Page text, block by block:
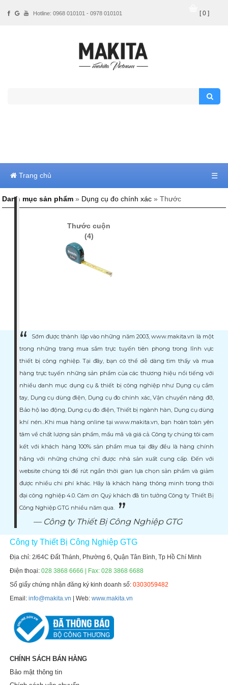
Trang chủ ☰
Danh mục sản phẩm » Dụng cụ đo chính xác » Thước
Thước cuộn
(4)
Sớm được thành lập vào những năm 2003, www.makita.vn là một
trong những trang mua sắm trực tuyến tiên phong trong lĩnh vực
thiết bị công nghiệp. Tại đây, bạn có thể dễ dàng tìm thấy và mua
hàng trực tuyến những sản phẩm của các thương hiệu nổi tiếng với
nhiều danh mục dụng cụ & thiết bị công nghiệp như Dụng cụ cầm
tay, Dụng cụ dùng điện, Dụng cụ đo chính xác, Vận chuyển nâng đỡ,
Bảo hộ lao động, Dụng cụ đo điện, Thiết bị ngành hàn, Dụng cụ dùng
khí nén...Khi mua hàng online tại www.makita.vn, bạn hoàn toàn yên
tâm về chất lượng sản phẩm, mẩu mã và giá cả. Công ty chúng tôi cam
kết với khách hàng 100% sản phẩm mua tại đây đều là hàng chính
hãng với những chứng chỉ được nhà sản xuất cung cấp. Đến với
website chúng tôi để rút ngắn thời gian lựa chọn sản phẩm và giảm
được nhiều chi phí khác. Hãy là khách hàng thông minh trong thời
đại công nghiệp 4.0. Cám ơn Quý khách đã tin tưởng Công ty Thiết Bị
Công Nghiệp GTG nhiều năm qua.
Công ty Thiết Bị Công Nghiệp GTG
Công ty Thiết Bị Công Nghiệp GTG
Địa chỉ: 2/64C Đất Thánh, Phường 6, Quận Tân Bình, Tp Hồ Chí Minh
Điện thoại:028 3868 6666 | Fax: 028 3868 6688
Số giấy chứng nhận đăng ký kinh doanh số:0303059482
Email:info@makita.vn | Web:www.makita.vn
CHÍNH SÁCH BÁN HÀNG
Bảo mật thông tin
Hotline: 0968 010101 - 0978 010101 [ 0 ]